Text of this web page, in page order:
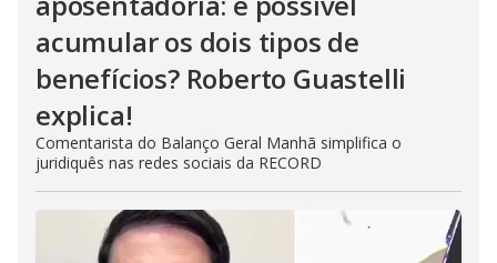
acumular os dois tipos de
benefícios? Roberto Guastelli
explica!
Comentarista do Balanço Geral Manhã simplifica o
juridiquês nas redes sociais da RECORD